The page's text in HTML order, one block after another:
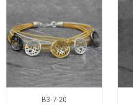
B3-7-20